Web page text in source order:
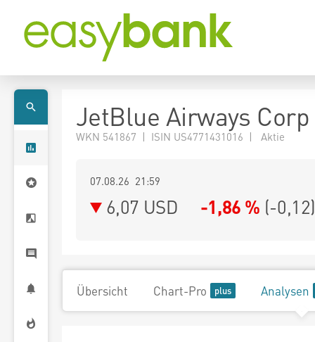
JetBlue Airways Corp
WKN 541867 | ISIN US4771431016 | Aktie
07.08.26 21:59
6,07 USD -1,86 % (-0,12)
Übersicht Chart-Pro Analysen